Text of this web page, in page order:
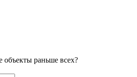
объекты раньше всех?